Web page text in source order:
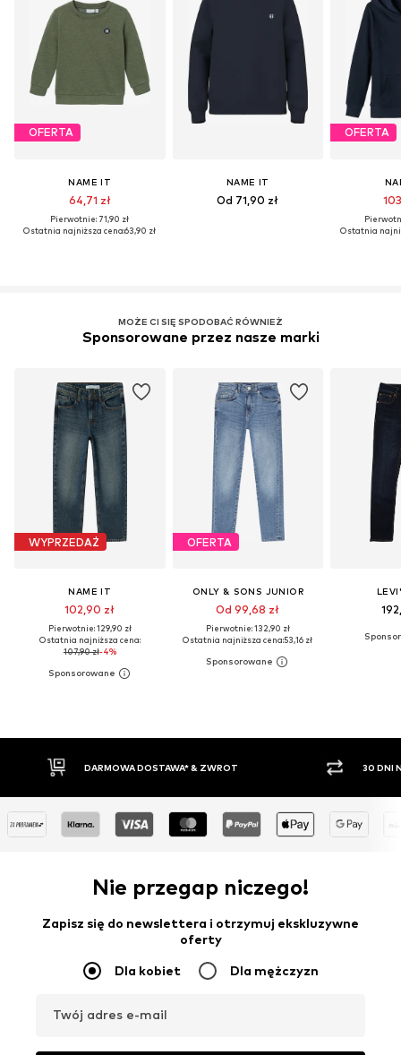
OFERTA
NAME IT
64,71 zł
Pierwotnie: 71,90 zł
Ostatnia najniższa cena:63,90 zł
NAME IT
Od 71,90 zł
OFERTA
Ostatnia
MOŻE CI SIĘ SPODOBAĆ RÓWNIEŻ
Sponsorowane przez nasze marki
WYPRZEDAŻ
NAME IT
102,90 zł
Pierwotnie: 129,90 zł
Ostatnia najniższa cena:
107,90 zł-4%
OFERTA
ONLY & SONS JUNIOR
Od 99,68 zł
Pierwotnie: 132,90 zł
Ostatnia najniższa cena:53,16 zł
30 DNI NA ZWROT TOWARU
Nie przegap niczego!
Zapisz się do newslettera i otrzymuj ekskluzywne
oferty
Dla kobiet Dla mężczyzn
Twój adres e-mail